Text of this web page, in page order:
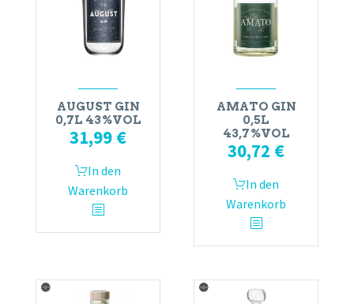
AUGUST GIN
0,7L 43%VOL
31,99 €
In den
Warenkorb
AMATO GIN
0,5L
43,7%VOL
30,72 €
In den
Warenkorb